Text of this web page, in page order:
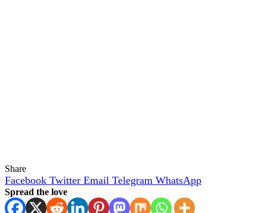
Share
Facebook Twitter Email Telegram WhatsApp
Spread the love